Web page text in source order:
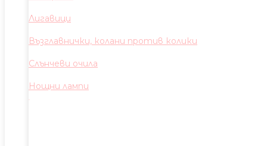
Лигавици
Възглавнички, колани против колики
Слънчеви очила
Нощни лампи